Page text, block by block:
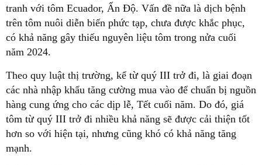
tranh với tôm Ecuador, Ấn Độ. Vấn đề nữa là dịch bệnh
trên tôm nuôi diễn biến phức tạp, chưa được khắc phục,
có khả năng gây thiếu nguyên liệu tôm trong nửa cuối
năm 2024.
Theo quy luật thị trường, kể từ quý III trở đi, là giai đoạn
các nhà nhập khẩu tăng cường mua vào để chuẩn bị nguồn
hàng cung ứng cho các dịp lễ, Tết cuối năm. Do đó, giá
tôm từ quý III trở đi nhiều khả năng sẽ được cải thiện tốt
hơn so với hiện tại, nhưng cũng khó có khả năng tăng
mạnh.